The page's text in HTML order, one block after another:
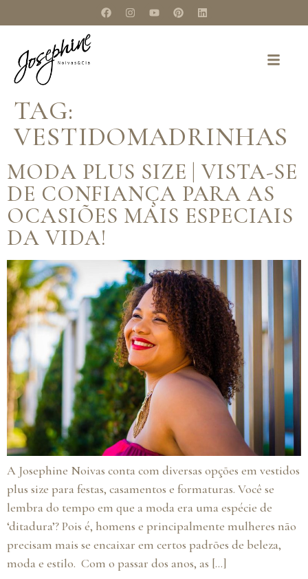
TAG:
VESTIDOMADRINHAS
MODA PLUS SIZE | VISTA-SE
DE CONFIANÇA PARA AS
OCASIÕES MAIS ESPECIAIS
DA VIDA!
A Josephine Noivas conta com diversas opções em vestidos
plus size para festas, casamentos e formaturas. Você se
lembra do tempo em que a moda era uma espécie de
‘ditadura’? Pois é, homens e principalmente mulheres não
precisam mais se encaixar em certos padrões de beleza,
moda e estilo. Com o passar dos anos, as […]